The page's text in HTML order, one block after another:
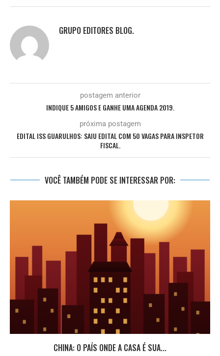
GRUPO EDITORES BLOG.
postagem anterior
INDIQUE 5 AMIGOS E GANHE UMA AGENDA 2019.
próxima postagem
EDITAL ISS GUARULHOS: SAIU EDITAL COM 50 VAGAS PARA INSPETOR
FISCAL.
VOCÊ TAMBÉM PODE SE INTERESSAR POR:
CHINA: O PAÍS ONDE A CASA É SUA...